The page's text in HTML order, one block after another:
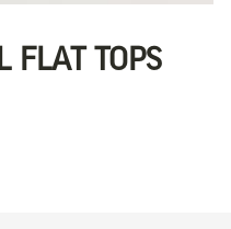
FLAT TOPS